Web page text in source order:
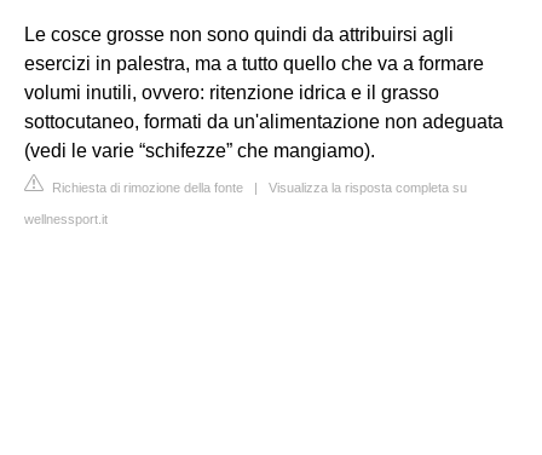
Le cosce grosse non sono quindi da attribuirsi agli
esercizi in palestra, ma a tutto quello che va a formare
volumi inutili, ovvero: ritenzione idrica e il grasso
sottocutaneo, formati da un'alimentazione non adeguata
(vedi le varie “schifezze” che mangiamo).
Richiesta di rimozione della fonte | Visualizza la risposta completa su
wellnessport.it